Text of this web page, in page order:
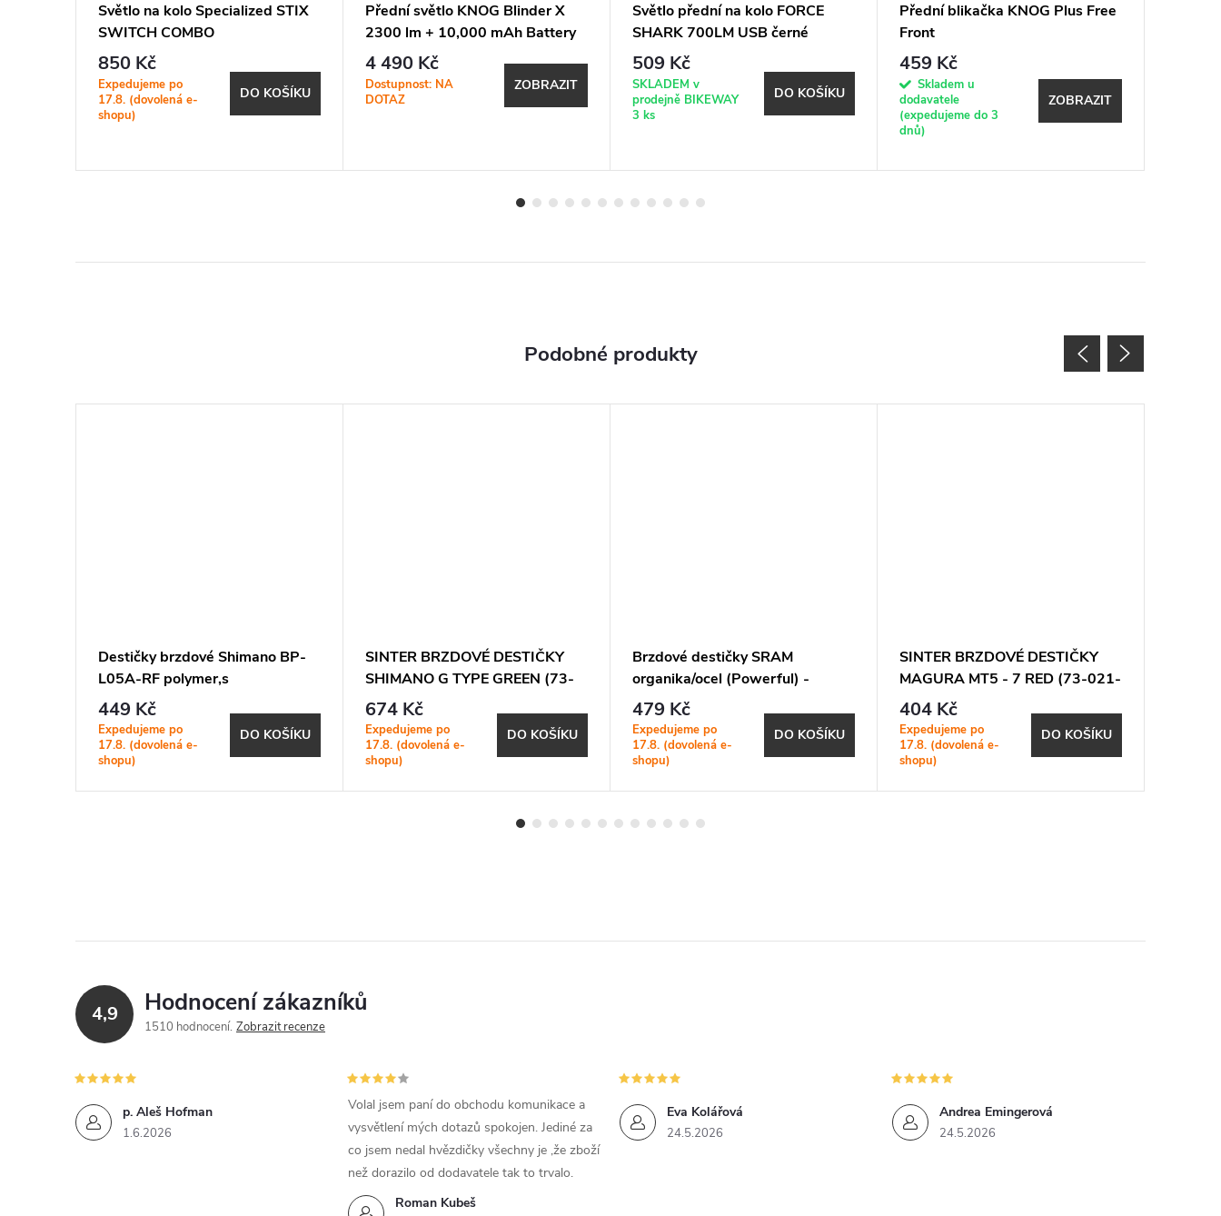
Světlo na kolo Specialized STIX
SWITCH COMBO
HEADLIGHT/TAILLIGHT
850 Kč
Expedujeme po
17.8. (dovolená e-
shopu)
DO KOŠÍKU
Přední světlo KNOG Blinder X
2300 lm + 10,000 mAh Battery
(Helmet Kit)
4 490 Kč
Dostupnost: NA
DOTAZ
ZOBRAZIT
Světlo přední na kolo FORCE
SHARK 700LM USB černé
509 Kč
SKLADEM v
prodejně BIKEWAY
3 ks
DO KOŠÍKU
Přední blikačka KNOG Plus Free
Front
459 Kč
Skladem u
dodavatele
(expedujeme do 3
dnů)
ZOBRAZIT
Destičky brzdové Shimano BP-
L05A-RF polymer,s
pružinou+chladič
449 Kč
Expedujeme po
17.8. (dovolená e-
shopu)
DO KOŠÍKU
SINTER BRZDOVÉ DESTIČKY
SHIMANO G TYPE GREEN (73-
004-063-8)
674 Kč
Expedujeme po
17.8. (dovolená e-
shopu)
DO KOŠÍKU
Brzdové destičky SRAM
organika/ocel (Powerful) -
Elixir/DB/Level TL/Level
T/Level/Level
479 Kč
Expedujeme po
17.8. (dovolená e-
shopu)
DO KOŠÍKU
SINTER BRZDOVÉ DESTIČKY
MAGURA MT5 - 7 RED (73-021-
041-0)
404 Kč
Expedujeme po
17.8. (dovolená e-
shopu)
DO KOŠÍKU
4,9 Hodnocení zákazníků
1510 hodnocení Zobrazit recenze
p. Aleš Hofman
1.6.2026
Roman Kubeš
Volal jsem paní do obchodu komunikace a
vysvětlení mých dotazů spokojen. Jediné za
co jsem nedal hvězdičky všechny je ,že zboží
než dorazilo od dodavatele tak to trvalo.
Eva Kolářová
24.5.2026
Andrea Emingerová
24.5.2026